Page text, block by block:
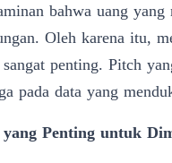
bahwa uang
Oleh karena itu,
penting. Pitch
pada data yang
Penting untuk